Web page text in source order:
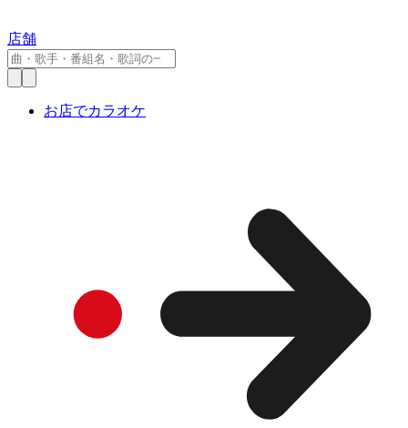
店舗
お店でカラオケ